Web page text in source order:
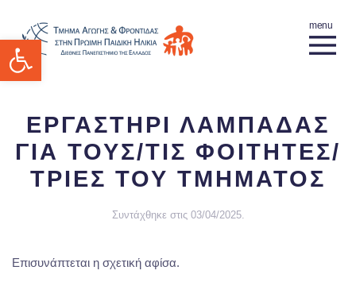
Ανοίξτε τη γραμμή εργαλείων
ΕΡΓΑΣΤΗΡΙ ΛΑΜΠΑΔΑΣ
ΓΙΑ ΤΟΥΣ/ΤΙΣ ΦΟΙΤΗΤΕΣ/
ΤΡΙΕΣ ΤΟΥ ΤΜΗΜΑΤΟΣ
Συντάχθηκε στις 03/04/2025.
Επισυνάπτεται η σχετική αφίσα.